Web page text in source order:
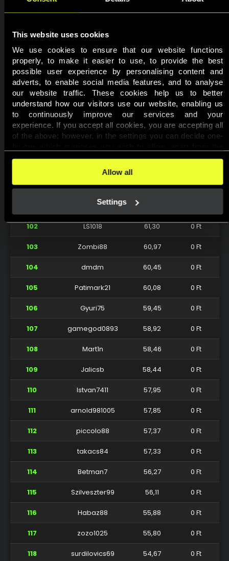
This website uses cookies
We use cookies to ensure that our website functions
properly, to make it easier to use, to provide the best
possible user experience by personalising content and
adverts, to enable social media features, and to analyse
our website traffic. These cookies help us to better
understand how our visitors use our website, enabling us
to continuously improve our services and your
experience. If you accept all cookies, you are accepting all
of the above; however, in the settings you can decide one-
cookies that are essential for the website to function.
You can find more information about the cookies used on
Allow all
Settings
94 sihelnikb 71,37 50 000 Ft
95 cptpirx 65,96 50 000 Ft
96 SGerrard888 65,76 50 000 Ft
97 DobiZsolt1989 65,21 50 000 Ft
100 Rusicky 61,73 50 000 Ft
vjozsi
102 LS1018 61,30 0 Ft
103 Zombi88 60,97 0 Ft
104 dmdm 60,45 0 Ft
105 Patimark21 60,08 0 Ft
106 Gyuri75 59,45 0 Ft
107 gamegod0893 58,92 0 Ft
108 Mart1n 58,46 0 Ft
109 Jalicsb 58,44 0 Ft
110 Istvan7411 57,95 0 Ft
111 arnold981005 57,85 0 Ft
112 piccolo88 57,37 0 Ft
113 takacs84 57,33 0 Ft
114 Betman7 56,27 0 Ft
115 Szilveszter99 56,11 0 Ft
116 Habaz88 55,88 0 Ft
117 zozo1025 55,80 0 Ft
118 surdilovics69 54,67 0 Ft